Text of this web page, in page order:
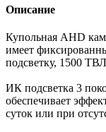
Описание
Купольная AHD
имеет
подсветку, 1500
ИК подсветка 3
обеспечивает
суток или при